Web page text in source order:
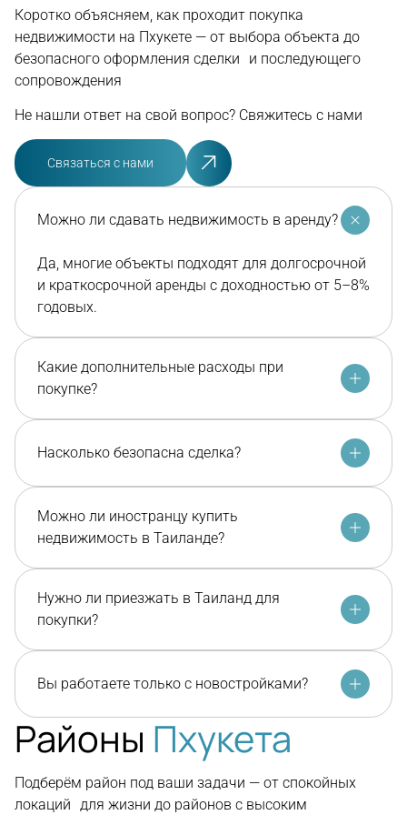
Коротко объясняем, как проходит покупка
недвижимости на Пхукете — от выбора объекта до
безопасного оформления сделки и последующего
сопровождения
Не нашли ответ на свой вопрос? Свяжитесь с нами
Связаться с нами
Можно ли сдавать недвижимость в аренду?
Да, многие объекты подходят для долгосрочной
и краткосрочной аренды с доходностью от 5–8%
годовых.
Какие дополнительные расходы при
покупке?
Насколько безопасна сделка?
Можно ли иностранцу купить
недвижимость в Таиланде?
Нужно ли приезжать в Таиланд для
покупки?
Вы работаете только с новостройками?
Районы Пхукета
Подберём район под ваши задачи — от спокойных
локаций для жизни до районов с высоким